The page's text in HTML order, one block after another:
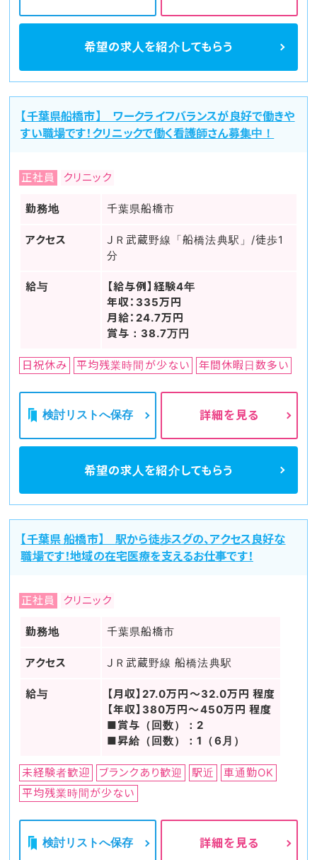
希望の求人を紹介してもらう
【千葉県船橋市】 ワークライフバランスが良好で働きや
すい職場です！クリニックで働く看護師さん募集中！
正社員 クリニック
勤務地 千葉県船橋市
アクセス
ＪＲ武蔵野線「船橋法典駅」/徒歩1
分
給与
【給与例】経験4年
年収：335万円
月給：24.7万円
賞与：38.7万円
日祝休み 平均残業時間が少ない 年間休暇日数多い
検討リストへ保存 詳細を見る
希望の求人を紹介してもらう
【千葉県 船橋市】 駅から徒歩スグの、アクセス良好な
職場です！地域の在宅医療を支えるお仕事です！
正社員 クリニック
勤務地 千葉県船橋市
アクセス ＪＲ武蔵野線 船橋法典駅
給与
【月収】27.0万円～32.0万円 程度
【年収】380万円～450万円 程度
■賞与（回数）：2
■昇給（回数）：1（6月）
未経験者歓迎 ブランクあり歓迎 駅近
車通勤OK
平均残業時間が少ない
検討リストへ保存 詳細を見る